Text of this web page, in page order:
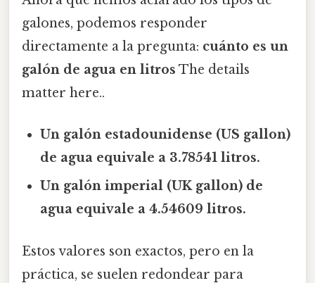
galones, podemos responder
directamente a la pregunta: cuánto es un
galón de agua en litros The details
matter here..
Un galón estadounidense (US gallon)
de agua equivale a 3.78541 litros.
Un galón imperial (UK gallon) de
agua equivale a 4.54609 litros.
Estos valores son exactos, pero en la
práctica, se suelen redondear para